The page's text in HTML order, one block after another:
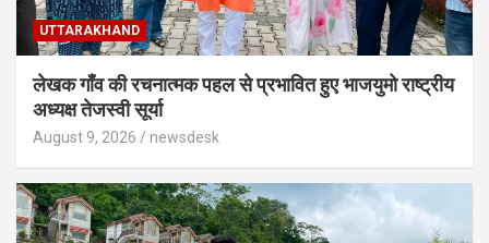
UTTARAKHAND
लेखक गाँव की रचनात्मक पहल से प्रभावित हुए भाजयुमो राष्ट्रीय
अध्यक्ष तेजस्वी सूर्या
August 9, 2026 newsdesk